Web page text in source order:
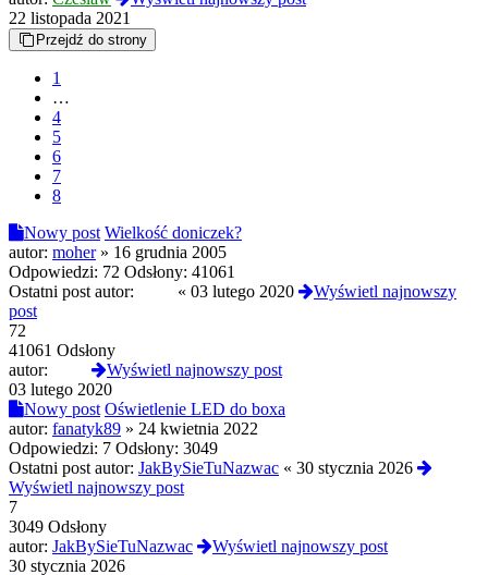
22 listopada 2021
Przejdź do strony
1
…
4
5
6
7
8
Nowy post Wielkość doniczek?
autor: moher» 16 grudnia 2005
Odpowiedzi: 72 Odsłony: 41061
Ostatni post autor:
« 03 lutego 2020
Wyświetl najnowszy
post
72
41061 Odsłony
autor:
Wyświetl najnowszy post
03 lutego 2020
Nowy post Oświetlenie LED do boxa
autor: fanatyk89 » 24 kwietnia 2022
Odpowiedzi: 7 Odsłony: 3049
Ostatni post autor: JakBySieTuNazwac « 30 stycznia 2026
Wyświetl najnowszy post
7
3049 Odsłony
autor: JakBySieTuNazwac
Wyświetl najnowszy post
30 stycznia 2026